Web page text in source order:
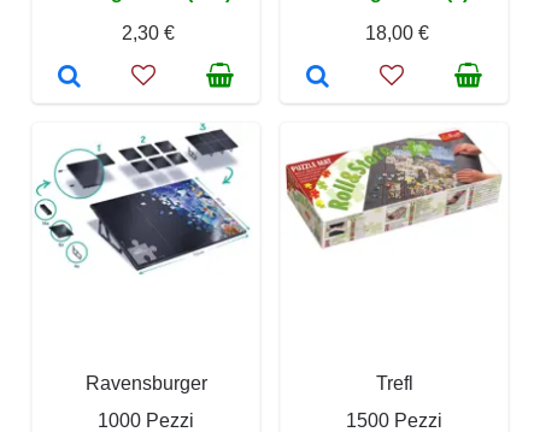
2,30 €
18,00 €
Ravensburger
1000 Pezzi
Trefl
1500 Pezzi